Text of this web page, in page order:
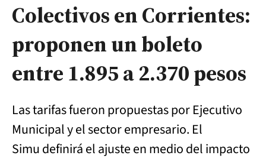
Colectivos en Corrientes:
proponen un boleto
entre 1.895 a 2.370 pesos
Las tarifas fueron propuestas por Ejecutivo
Municipal y el sector empresario. El
Simu definirá el ajuste en medio del impacto